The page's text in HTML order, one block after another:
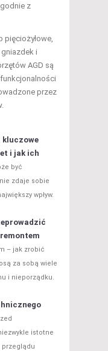
z
pięciożyłowe,
i
AGD są
przez
kluczowe
i jak ich
być
zdaje sobie
wpływ.
– jak zrobić
za sobą wiele
i nieporządku.
istotne
przeglądu